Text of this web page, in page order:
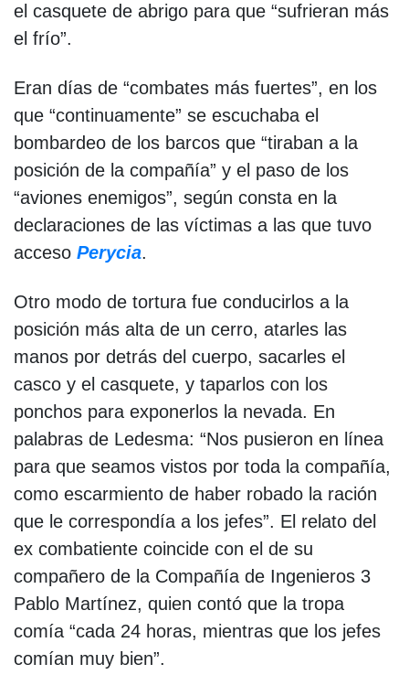
el casquete de abrigo para que “sufrieran más
el frío”.
Eran días de “combates más fuertes”, en los
que “continuamente” se escuchaba el
bombardeo de los barcos que “tiraban a la
posición de la compañía” y el paso de los
“aviones enemigos”, según consta en la
declaraciones de las víctimas a las que tuvo
acceso Perycia.
Otro modo de tortura fue conducirlos a la
posición más alta de un cerro, atarles las
manos por detrás del cuerpo, sacarles el
casco y el casquete, y taparlos con los
ponchos para exponerlos la nevada. En
palabras de Ledesma: “Nos pusieron en línea
para que seamos vistos por toda la compañía,
como escarmiento de haber robado la ración
que le correspondía a los jefes”. El relato del
ex combatiente coincide con el de su
compañero de la Compañía de Ingenieros 3
Pablo Martínez, quien contó que la tropa
comía “cada 24 horas, mientras que los jefes
comían muy bien”.